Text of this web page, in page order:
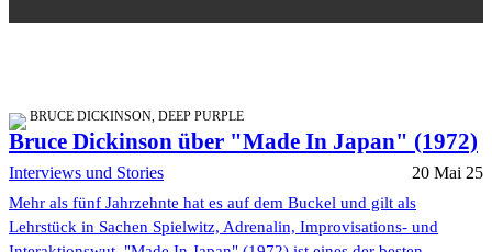
BRUCE DICKINSON, DEEP PURPLE
Bruce Dickinson über "Made In Japan" (1972)
Interviews und Stories 20 Mai 25
Mehr als fünf Jahrzehnte hat es auf dem Buckel und gilt als
Lehrstück in Sachen Spielwitz, Adrenalin, Improvisations- und